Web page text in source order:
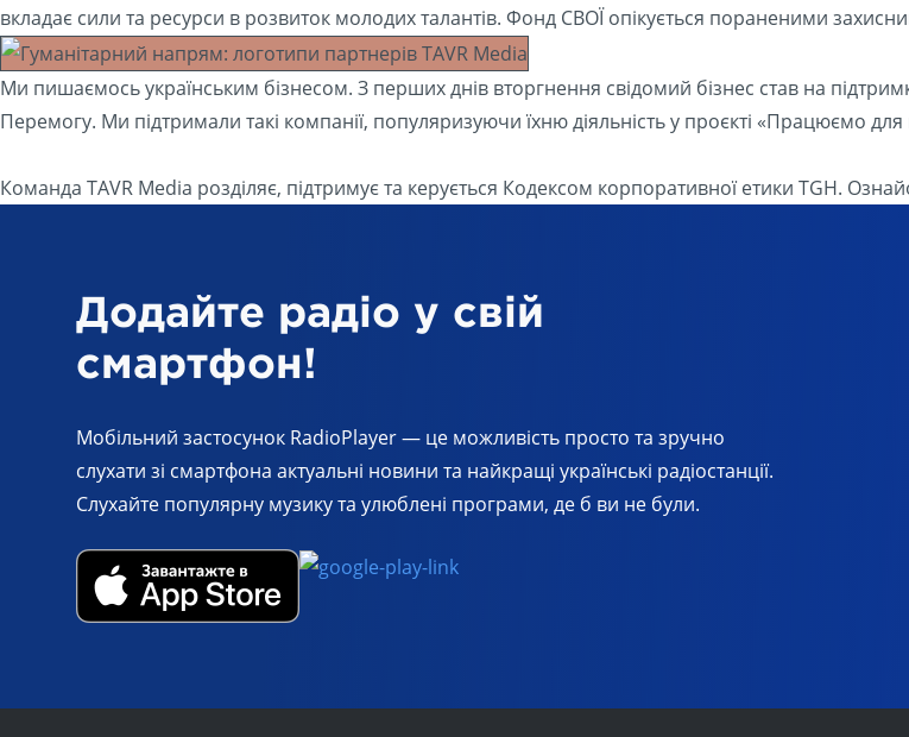
вкладає сили та ресурси в розвиток молодих талантів. Фонд СВОЇ опікується пораненими
Ми пишаємось українським бізнесом. З перших днів вторгнення свідомий бізнес став на
Перемогу. Ми підтримали такі компанії, популяризуючи їхню діяльність у проєкті «Працюємо
Команда TAVR Media розділяє, підтримує та керується Кодексом корпоративної етики TGH.
Додайте радіо у свій
смартфон!
Мобільний застосунок RadioPlayer — це можливість просто та зручно
слухати зі смартфона актуальні новини та найкращі українські радіостанції.
Слухайте популярну музику та улюблені програми, де б ви не були.